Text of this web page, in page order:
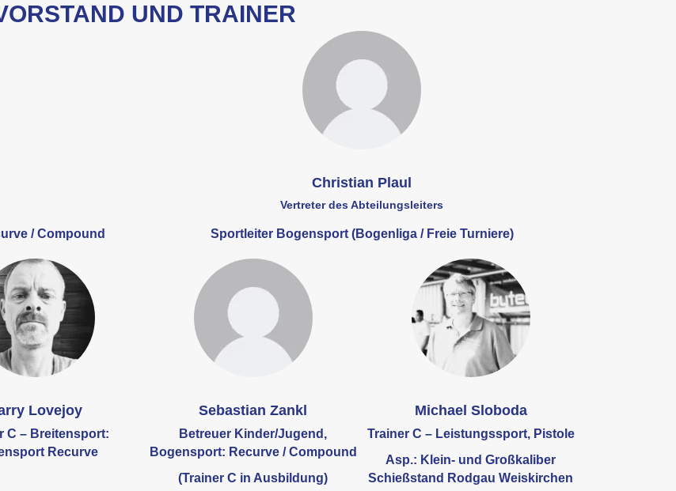
UND TRAINER
/ Compound
Christian Plaul
Vertreter des Abteilungsleiters
Sportleiter Bogensport (Bogenliga / Freie Turniere)
Lovejoy
C – Breitensport:
Recurve
Sebastian Zankl
Betreuer Kinder/Jugend,
Bogensport: Recurve / Compound
(Trainer C in Ausbildung)
Michael Sloboda
Trainer C – Leistungssport, Pistole
Asp.: Klein- und Großkaliber
Schießstand Rodgau Weiskirchen